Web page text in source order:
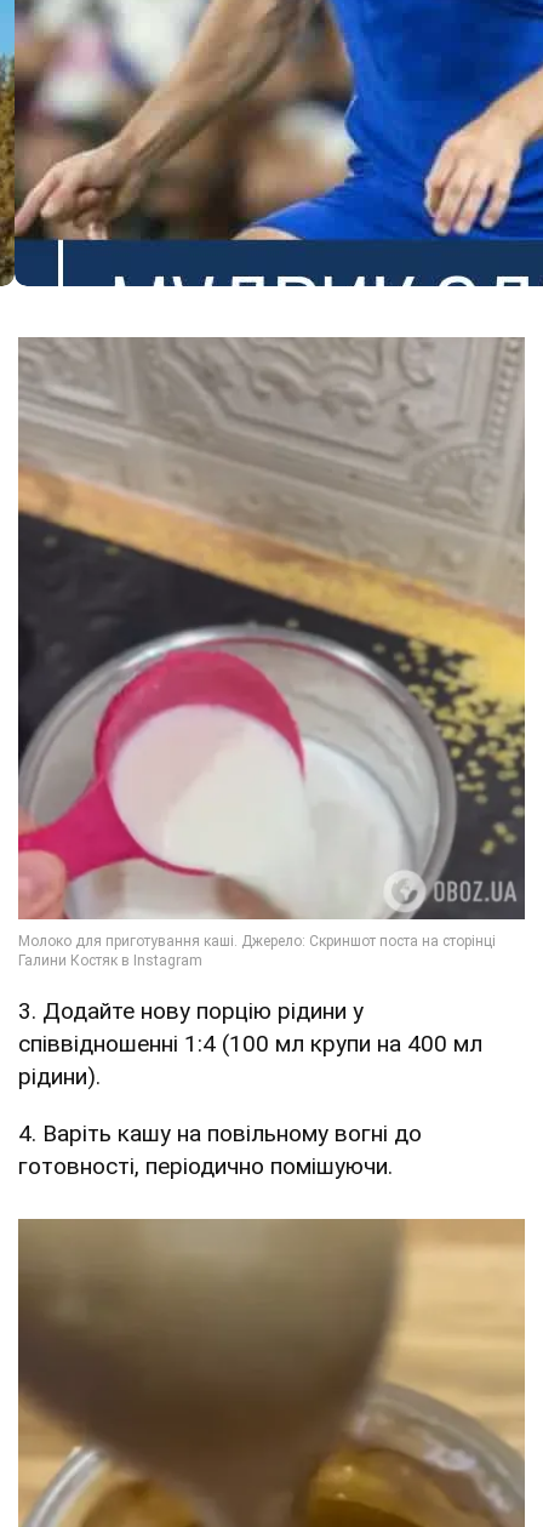
3. Додайте нову порцію рідини у
співвідношенні 1:4 (100 мл крупи на 400 мл
рідини).
4. Варіть кашу на повільному вогні до
готовності, періодично помішуючи.